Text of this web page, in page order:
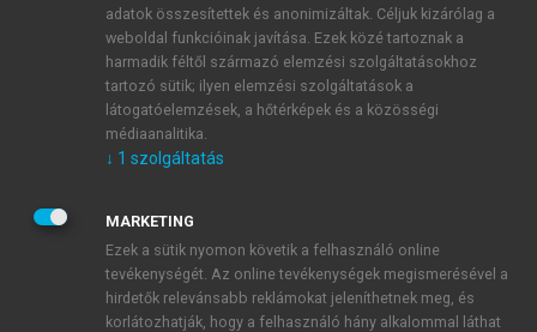
E-MAIL-CÍM
JELSZÓ
JELSZÓ ÚJRA
adatok összesítettek és anonimizáltak. Céljuk kizárólag a
weboldal funkcióinak javítása. Ezek közé tartoznak a
harmadik féltől származó elemzési szolgáltatásokhoz
tartozó sütik; ilyen elemzési szolgáltatások a
látogatóelemzések, a hőtérképek és a közösségi
médiaanalitika.
↓ 1 szolgáltatás
MARKETING
Ezek a sütik nyomon követik a felhasználó online
tevékenységét. Az online tevékenységek megismerésével a
hirdetők relevánsabb reklámokat jeleníthetnek meg, és
korlátozhatják, hogy a felhasználó hány alkalommal láthat